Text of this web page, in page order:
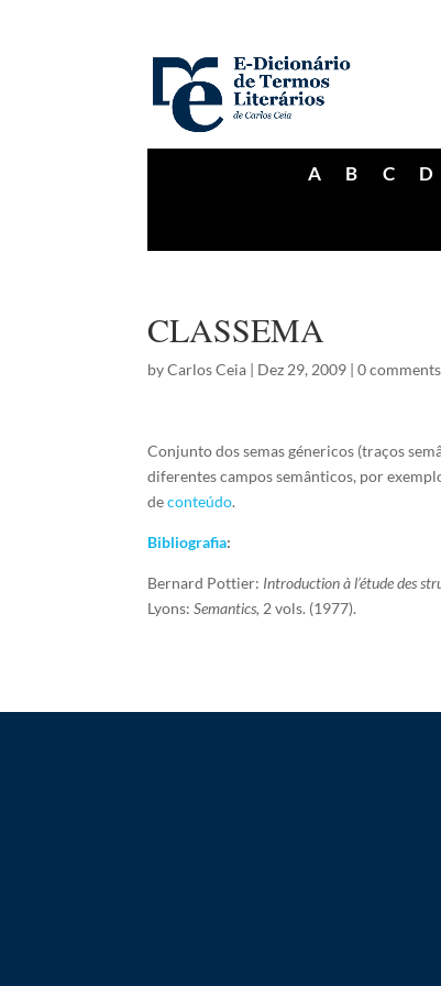
A B C D
CLASSEMA
byCarlos Ceia | Dez 29, 2009 |0 comments
Conjunto dos semas génericos (traços
diferentes campos semânticos, por
deconteúdo.
Bibliografia:
Bernard Pottier: Introduction à l’étude des
Lyons:Semantics, 2 vols. (1977).